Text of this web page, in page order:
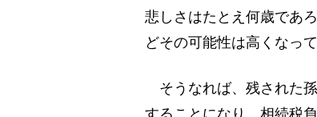
悲しさはたとえ何歳であ
どその可能性は高くなって
そうなれば、残された
することになり、相続税